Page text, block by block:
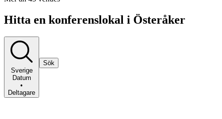
Hitta en konferenslokal i Österåker
Sverige
Datum
•
Deltagare
Sök